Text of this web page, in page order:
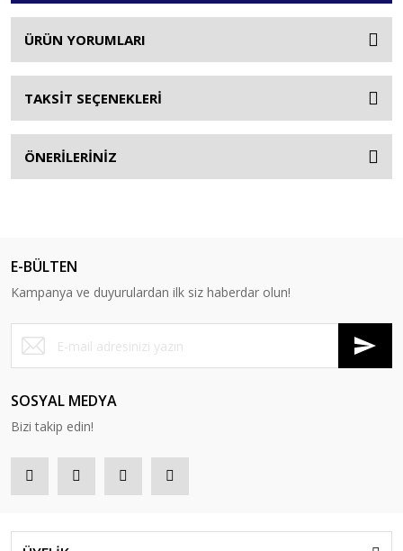
ÜRÜN YORUMLARI
TAKSİT SEÇENEKLERİ
ÖNERİLERİNİZ
E-BÜLTEN
Kampanya ve duyurulardan ilk siz haberdar olun!
SOSYAL MEDYA
Bizi takip edin!